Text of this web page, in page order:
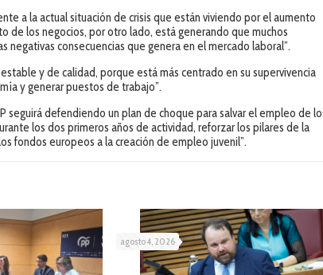
a la actual situación de crisis que están viviendo por el aumento
de los negocios, por otro lado, está generando que muchos
consecuencias que genera en el mercado laboral”.
y de calidad, porque está más centrado en su supervivencia
y generar puestos de trabajo”.
seguirá defendiendo un plan de choque para salvar el empleo de
los dos primeros años de actividad, reforzar los pilares de la
fondos europeos a la creación de empleo juvenil”.
agosto 4, 2026